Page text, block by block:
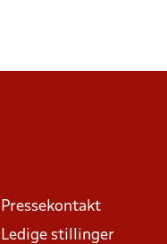
Pressekontakt
Ledige stillinger